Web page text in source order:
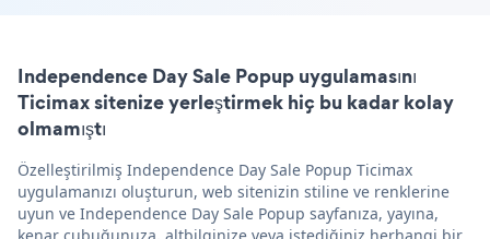
Independence Day Sale Popup uygulamasını
Ticimax sitenize yerleştirmek hiç bu kadar kolay
olmamıştı
Özelleştirilmiş Independence Day Sale Popup Ticimax
uygulamanızı oluşturun, web sitenizin stiline ve renklerine
uyun ve Independence Day Sale Popup sayfanıza, yayına,
kenar çubuğunuza, altbilginize veya istediğiniz herhangi bir